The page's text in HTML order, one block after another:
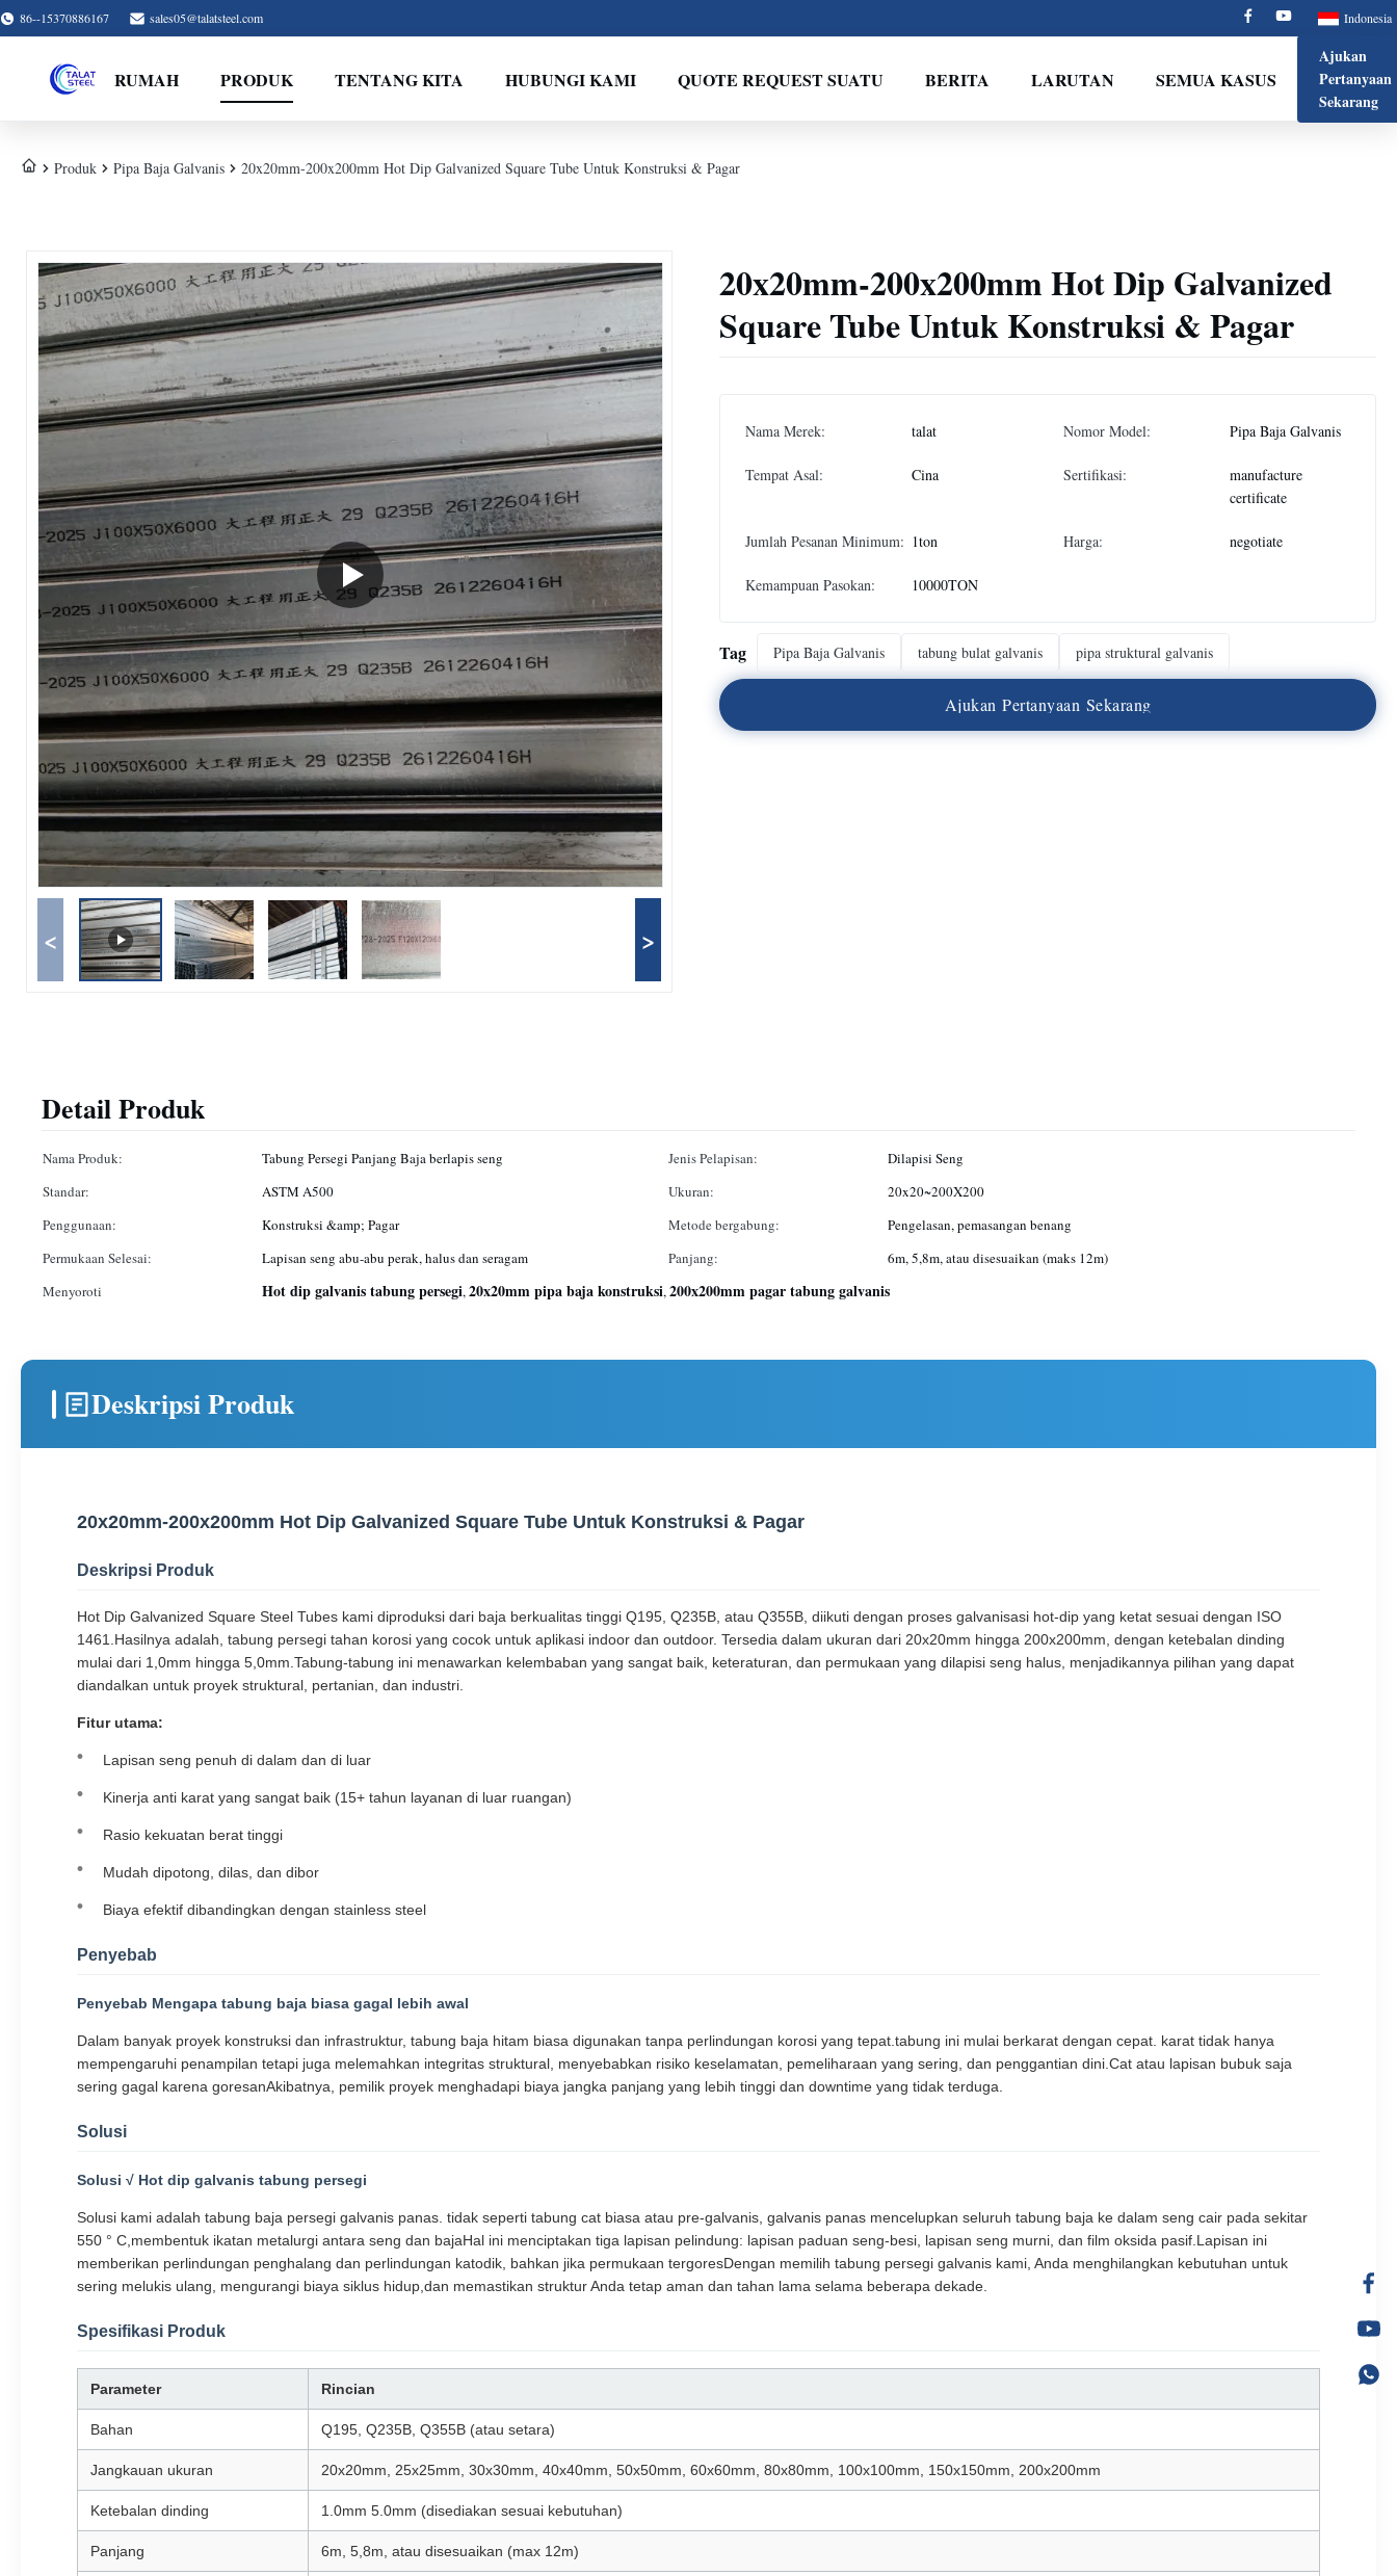
86--15370886167 sales05@talatsteel.com Indonesia
RUMAH PRODUK TENTANG KITA HUBUNGI KAMI QUOTE REQUEST SUATU BERITA LARUTAN SEMUA KASUS
Ajukan
Pertanyaan
Sekarang
Produk Pipa Baja Galvanis 20x20mm-200x200mm Hot Dip Galvanized Square Tube Untuk Konstruksi & Pagar
< >
20x20mm-200x200mm Hot Dip Galvanized
Square Tube Untuk Konstruksi & Pagar
Nama Merek: talat Nomor Model: Pipa Baja Galvanis
Tempat Asal: Cina Sertifikasi:
manufacture
certificate
Jumlah Pesanan Minimum: 1ton Harga: negotiate
Kemampuan Pasokan: 10000TON
Tag Pipa Baja Galvanis tabung bulat galvanis pipa struktural galvanis
Ajukan Pertanyaan Sekarang
Detail Produk
Nama Produk: Tabung Persegi Panjang Baja berlapis seng Jenis Pelapisan:
Dilapisi Seng
Standar:
ASTM A500 Ukuran:
20x20~200X200
Penggunaan:
Konstruksi &amp; Pagar Metode bergabung:
Pengelasan, pemasangan benang
Permukaan Selesai:
Lapisan seng abu-abu perak, halus dan seragam Panjang:
6m, 5,8m, atau disesuaikan (maks 12m)
Menyoroti
Hot dip galvanis tabung persegi,20x20mm pipa baja konstruksi,200x200mm pagar tabung galvanis
Deskripsi Produk
20x20mm-200x200mm Hot Dip Galvanized Square Tube Untuk Konstruksi & Pagar
Deskripsi Produk
Hot Dip Galvanized Square Steel Tubes kami diproduksi dari baja berkualitas tinggi Q195, Q235B, atau Q355B, diikuti dengan proses galvanisasi hot-dip yang ketat sesuai dengan ISO
1461.Hasilnya adalah, tabung persegi tahan korosi yang cocok untuk aplikasi indoor dan outdoor. Tersedia dalam ukuran dari 20x20mm hingga 200x200mm, dengan ketebalan dinding
mulai dari 1,0mm hingga 5,0mm.Tabung-tabung ini menawarkan kelembaban yang sangat baik, keteraturan, dan permukaan yang dilapisi seng halus, menjadikannya pilihan yang dapat
diandalkan untuk proyek struktural, pertanian, dan industri.
Fitur utama:
Lapisan seng penuh di dalam dan di luar
Kinerja anti karat yang sangat baik (15+ tahun layanan di luar ruangan)
Rasio kekuatan berat tinggi
Mudah dipotong, dilas, dan dibor
Biaya efektif dibandingkan dengan stainless steel
Penyebab
Penyebab Mengapa tabung baja biasa gagal lebih awal
Dalam banyak proyek konstruksi dan infrastruktur, tabung baja hitam biasa digunakan tanpa perlindungan korosi yang tepat.tabung ini mulai berkarat dengan cepat. karat tidak hanya
mempengaruhi penampilan tetapi juga melemahkan integritas struktural, menyebabkan risiko keselamatan, pemeliharaan yang sering, dan penggantian dini.Cat atau lapisan bubuk saja
sering gagal karena goresanAkibatnya, pemilik proyek menghadapi biaya jangka panjang yang lebih tinggi dan downtime yang tidak terduga.
Solusi
Solusi √ Hot dip galvanis tabung persegi
Solusi kami adalah tabung baja persegi galvanis panas. tidak seperti tabung cat biasa atau pre-galvanis, galvanis panas mencelupkan seluruh tabung baja ke dalam seng cair pada sekitar
550 ° C,membentuk ikatan metalurgi antara seng dan bajaHal ini menciptakan tiga lapisan pelindung: lapisan paduan seng-besi, lapisan seng murni, dan film oksida pasif.Lapisan ini
memberikan perlindungan penghalang dan perlindungan katodik, bahkan jika permukaan tergoresDengan memilih tabung persegi galvanis kami, Anda menghilangkan kebutuhan untuk
sering melukis ulang, mengurangi biaya siklus hidup,dan memastikan struktur Anda tetap aman dan tahan lama selama beberapa dekade.
Spesifikasi Produk
Parameter Rincian
Bahan Q195, Q235B, Q355B (atau setara)
Jangkauan ukuran 20x20mm, 25x25mm, 30x30mm, 40x40mm, 50x50mm, 60x60mm, 80x80mm, 100x100mm, 150x150mm, 200x200mm
Ketebalan dinding 1.0mm 5.0mm (disediakan sesuai kebutuhan)
Panjang 6m, 5,8m, atau disesuaikan (max 12m)